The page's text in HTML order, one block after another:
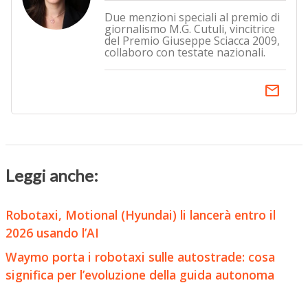
Due menzioni speciali al premio di
giornalismo M.G. Cutuli, vincitrice
del Premio Giuseppe Sciacca 2009,
collaboro con testate nazionali.
email
Leggi anche:
Robotaxi, Motional (Hyundai) li lancerà entro il
2026 usando l’AI
Waymo porta i robotaxi sulle autostrade: cosa
significa per l’evoluzione della guida autonoma